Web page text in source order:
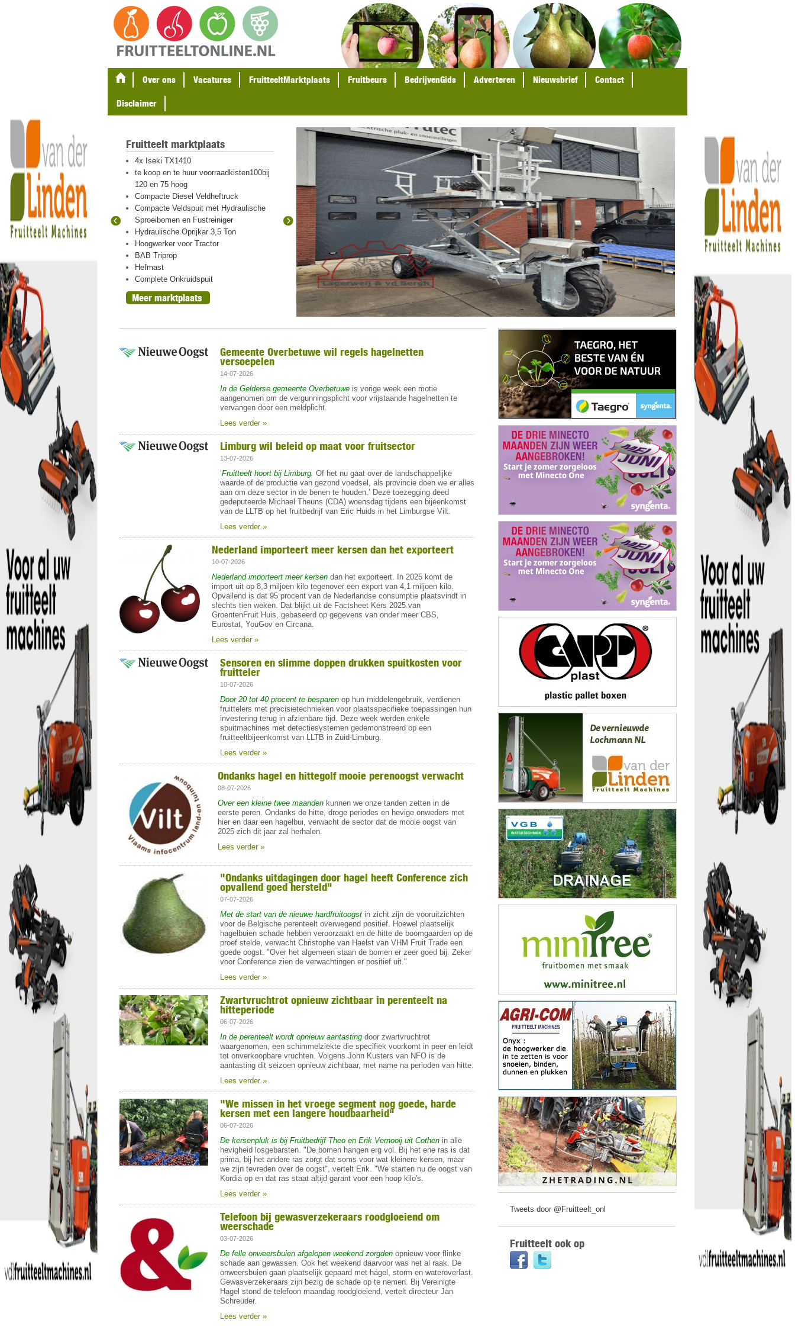
Over ons Vacatures FruitteeltMarktplaats Fruitbeurs BedrijvenGids Adverteren Nieuwsbrief Contact
Disclaimer
en
palen
hout en plastic
oogst 2026
peren
Fruitteelt marktplaats
4x Iseki TX1410
te koop en te huur voorraadkisten100bij
120 en 75 hoog
Compacte Diesel Veldheftruck
Compacte Veldspuit met Hydraulische
Sproeibomen en Fustreiniger
Hydraulische Oprijkar 3,5 Ton
Hoogwerker voor Tractor
BAB Triprop
Hefmast
Complete Onkruidspuit
Meer marktplaats
Gemeente Overbetuwe wil regels hagelnetten
versoepelen
14-07-2026
In de Gelderse gemeente Overbetuwe is vorige week een motie
aangenomen om de vergunningsplicht voor vrijstaande hagelnetten te
vervangen door een meldplicht.
Lees verder »
Limburg wil beleid op maat voor fruitsector
13-07-2026
‘Fruitteelt hoort bij Limburg. Of het nu gaat over de landschappelijke
waarde of de productie van gezond voedsel, als provincie doen we er alles
aan om deze sector in de benen te houden.’ Deze toezegging deed
gedeputeerde Michael Theuns (CDA) woensdag tijdens een bijeenkomst
van de LLTB op het fruitbedrijf van Eric Huids in het Limburgse Vilt.
Lees verder »
Nederland importeert meer kersen dan het exporteert
10-07-2026
Nederland importeert meer kersen dan het exporteert. In 2025 komt de
import uit op 8,3 miljoen kilo tegenover een export van 4,1 miljoen kilo.
Opvallend is dat 95 procent van de Nederlandse consumptie plaatsvindt in
slechts tien weken. Dat blijkt uit de Factsheet Kers 2025 van
GroentenFruit Huis, gebaseerd op gegevens van onder meer CBS,
Eurostat, YouGov en Circana.
Lees verder »
Sensoren en slimme doppen drukken spuitkosten voor
fruitteler
10-07-2026
Door 20 tot 40 procent te besparen op hun middelengebruik, verdienen
fruittelers met precisietechnieken voor plaatsspecifieke toepassingen hun
investering terug in afzienbare tijd. Deze week werden enkele
spuitmachines met detectiesystemen gedemonstreerd op een
fruitteeltbijeenkomst van LLTB in Zuid-Limburg.
Lees verder »
Ondanks hagel en hittegolf mooie perenoogst verwacht
08-07-2026
Over een kleine twee maanden kunnen we onze tanden zetten in de
eerste peren. Ondanks de hitte, droge periodes en hevige onweders met
hier en daar een hagelbui, verwacht de sector dat de mooie oogst van
2025 zich dit jaar zal herhalen.
Lees verder »
"Ondanks uitdagingen door hagel heeft Conference zich
opvallend goed hersteld"
07-07-2026
Met de start van de nieuwe hardfruitoogst in zicht zijn de vooruitzichten
voor de Belgische perenteelt overwegend positief. Hoewel plaatselijk
hagelbuien schade hebben veroorzaakt en de hitte de boomgaarden op de
proef stelde, verwacht Christophe van Haelst van VHM Fruit Trade een
goede oogst. "Over het algemeen staan de bomen er zeer goed bij. Zeker
voor Conference zien de verwachtingen er positief uit."
Lees verder »
Zwartvruchtrot opnieuw zichtbaar in perenteelt na
hitteperiode
06-07-2026
In de perenteelt wordt opnieuw aantasting door zwartvruchtrot
waargenomen, een schimmelziekte die specifiek voorkomt in peer en leidt
tot onverkoopbare vruchten. Volgens John Kusters van NFO is de
aantasting dit seizoen opnieuw zichtbaar, met name na perioden van hitte.
Lees verder »
"We missen in het vroege segment nog goede, harde
kersen met een langere houdbaarheid"
06-07-2026
De kersenpluk is bij Fruitbedrijf Theo en Erik Vernooij uit Cothen in alle
hevigheid losgebarsten. "De bomen hangen erg vol. Bij het ene ras is dat
prima, bij het andere ras zorgt dat soms voor wat kleinere kersen, maar
we zijn tevreden over de oogst", vertelt Erik. "We starten nu de oogst van
Kordia op en dat ras staat altijd garant voor een hoop kilo's.
Lees verder »
Telefoon bij gewasverzekeraars roodgloeiend om
weerschade
03-07-2026
De felle onweersbuien afgelopen weekend zorgden opnieuw voor flinke
schade aan gewassen. Ook het weekend daarvoor was het al raak. De
onweersbuien gaan plaatselijk gepaard met hagel, storm en wateroverlast.
Gewasverzekeraars zijn bezig de schade op te nemen. Bij Vereinigte
Hagel stond de telefoon maandag roodgloeiend, vertelt directeur Jan
Schreuder.
Lees verder »
Tweets door @Fruitteelt_onl
Fruitteelt ook op